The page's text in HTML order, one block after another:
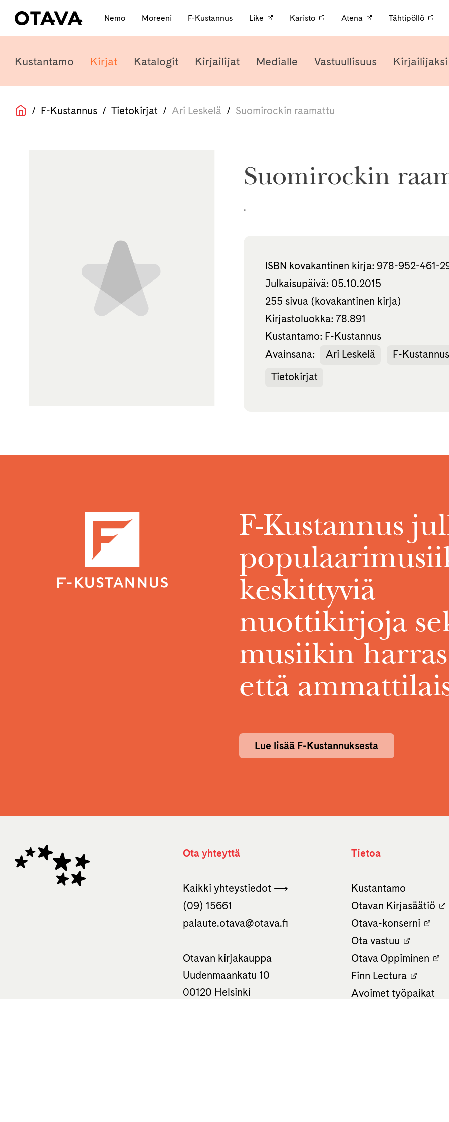
Nemo Moreeni F-Kustannus Like Karisto Atena Tähtipöllö
Kustantamo Kirjat Katalogit Kirjailijat Medialle Vastuullisuus
/ F-Kustannus/ Tietokirjat / Ari Leskelä/ Suomirockin raamattu
Suomirockin
.
ISBN kovakantinen kirja: 978-952-461-
Julkaisupäivä: 05.10.2015
255 sivua (kovakantinen kirja)
Kirjastoluokka: 78.891
Kustantamo: F-Kustannus
Avainsana:
Ari Leskelä
F-Kustannus
Tietokirjat
F-Kustannus
keskittyviä
nuottikirjoja
musiikin
että
Lue lisää F-Kustannuksesta
Ota yhteyttä
Kaikki yhteystiedot ⟶
(09) 15661
palaute.otava­@otava.fi
Otavan kirjakauppa
Uudenmaankatu 10
00120 Helsinki
Tietoa
Kustantamo
Otavan Kirjasäätiö
Otava-konserni
Ota vastuu
Otava Oppiminen
Finn Lectura
Avoimet työpaikat